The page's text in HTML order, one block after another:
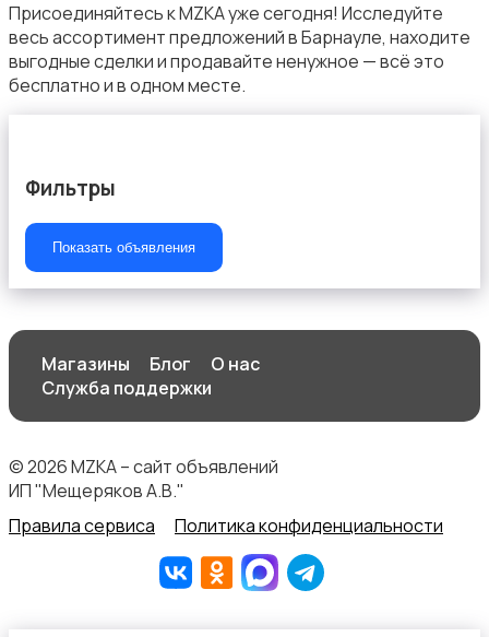
Присоединяйтесь к MZKA уже сегодня! Исследуйте
весь ассортимент предложений в Барнауле, находите
выгодные сделки и продавайте ненужное — всё это
бесплатно и в одном месте.
Фильтры
Показать объявления
Магазины Блог
О нас
Служба поддержки
© 2026 MZKA – сайт объявлений
ИП "Мещеряков А.В."
Правила сервиса
Политика конфиденциальности